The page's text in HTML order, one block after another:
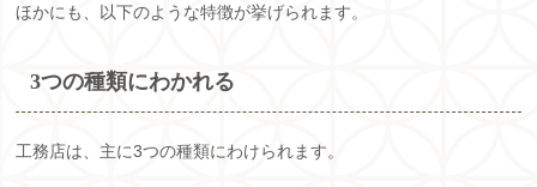
ほかにも、以下のような特徴が挙げられます。
3つの種類にわかれる
工務店は、主に3つの種類にわけられます。